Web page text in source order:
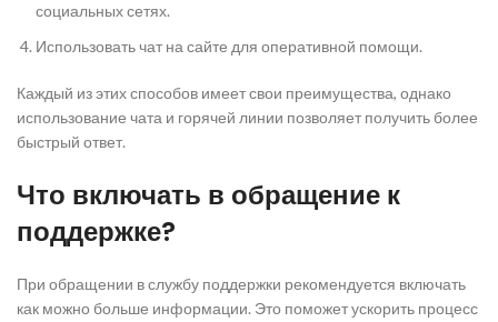
социальных сетях.
Использовать чат на сайте для оперативной помощи.
Каждый из этих способов имеет свои преимущества, однако
использование чата и горячей линии позволяет получить более
быстрый ответ.
Что включать в обращение к
поддержке?
При обращении в службу поддержки рекомендуется включать
как можно больше информации. Это поможет ускорить процесс